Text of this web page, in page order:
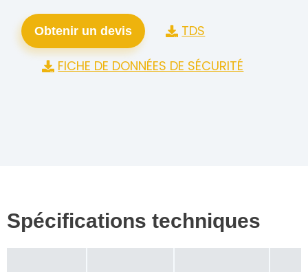
Obtenir un devis TDS
FICHE DE DONNÉES DE SÉCURITÉ
Spécifications techniques